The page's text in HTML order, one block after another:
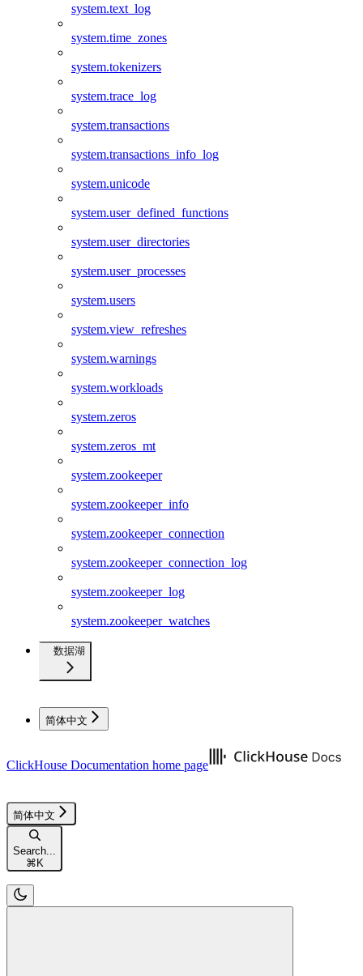
system.text_log
system.time_zones
system.tokenizers
system.trace_log
system.transactions
system.transactions_info_log
system.unicode
system.user_defined_functions
system.user_directories
system.user_processes
system.users
system.view_refreshes
system.warnings
system.workloads
system.zeros
system.zeros_mt
system.zookeeper
system.zookeeper_info
system.zookeeper_connection
system.zookeeper_connection_log
system.zookeeper_log
system.zookeeper_watches
数据湖
简体中文
ClickHouse Documentation home page
简体中文
Search...
⌘K